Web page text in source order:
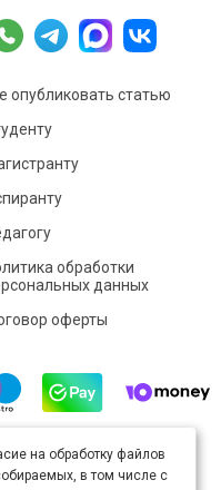
опубликовать статью
обработки
данных
оферты
полицензии Creative
(«Атрибуция») 4.0
на обработку файлов
в том числе с